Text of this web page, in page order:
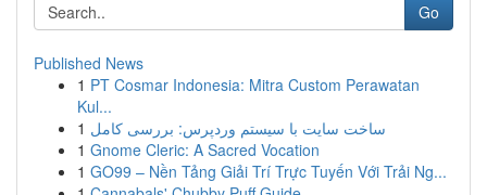
Go
Published News
1 PT Cosmar Indonesia: Mitra Custom Perawatan
Kul...
1 ساخت سایت با سیستم وردپرس: بررسی کامل
1 Gnome Cleric: A Sacred Vocation
1 GO99 – Nền Tảng Giải Trí Trực Tuyến Với Trải Ng...